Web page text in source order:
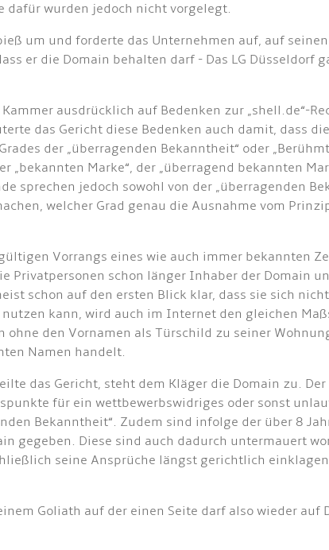
dafür wurden jedoch nicht vorgelegt.
um und forderte das Unternehmen auf, auf
er die Domain behalten darf - Das LG Düsseldorf
ausdrücklich auf Bedenken zur „shell.de“-
das Gericht diese Bedenken auch damit, dass
der „überragenden Bekanntheit“ oder
Marke“, der „überragend bekannten
sprechen jedoch sowohl von der „überragenden
welcher Grad genau die Ausnahme vom
Vorrangs eines wie auch immer bekannten
Privatpersonen schon länger Inhaber der Domain
schon auf den ersten Blick klar, dass sie sich
kann, wird auch im Internet den gleichen
den Vornamen als Türschild zu seiner
Namen handelt.
das Gericht, steht dem Kläger die Domain zu.
für ein wettbewerbswidriges oder sonst
Bekanntheit“. Zudem sind infolge der über 8
gegeben. Diese sind auch dadurch untermauert
seine Ansprüche längst gerichtlich
Goliath auf der einen Seite darf also wieder auf